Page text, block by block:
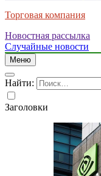
Торговая компания
Новостная рассылка
Случайные новости
Меню
Найти:
Заголовки